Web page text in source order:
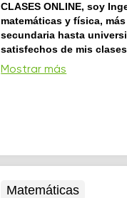
CLASES ONLINE, soy
matemáticas y física,
secundaria hasta
satisfechos de mis
puedo dar CLASES
Con mi educación online,
Mostrar más
Matemáticas